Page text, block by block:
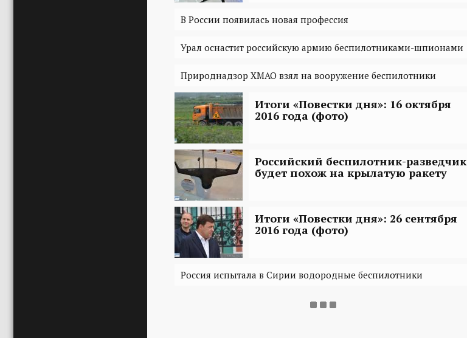
В России появилась новая профессия
Урал оснастит российскую армию беспилотниками-шпионами
Природнадзор ХМАО взял на вооружение беспилотники
Итоги «Повестки дня»: 16 октября
2016 года (фото)
Российский беспилотник-разведчик
будет похож на крылатую ракету
Итоги «Повестки дня»: 26 сентября
2016 года (фото)
Россия испытала в Сирии водородные беспилотники